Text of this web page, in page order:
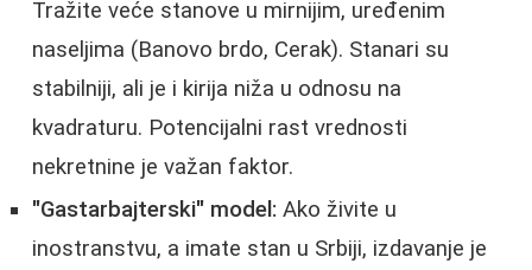
Tražite veće stanove u mirnijim, uređenim
naseljima (Banovo brdo, Cerak). Stanari su
stabilniji, ali je i kirija niža u odnosu na
kvadraturu. Potencijalni rast vrednosti
nekretnine je važan faktor.
"Gastarbajterski" model: Ako živite u
inostranstvu, a imate stan u Srbiji, izdavanje je